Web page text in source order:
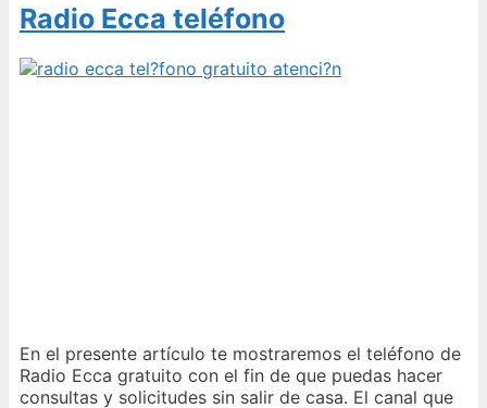
Radio Ecca teléfono
En el presente artículo te mostraremos el teléfono de
Radio Ecca gratuito con el fin de que puedas hacer
consultas y solicitudes sin salir de casa. El canal que